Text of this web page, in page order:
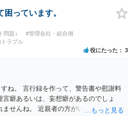
っています。
題）
#管理会社・組合側
ラブル
役にたった 3
ね。 言行録を作って、警告書や慰謝料
癖あるいは、妄想癖があるのでしょ
ませんね。 近親者の方がいれば、話を通